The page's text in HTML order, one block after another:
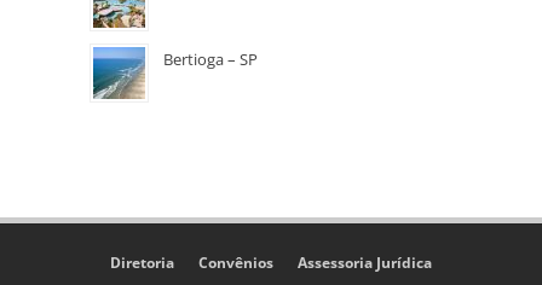
Bertioga – SP
Diretoria Convênios Assessoria Jurídica